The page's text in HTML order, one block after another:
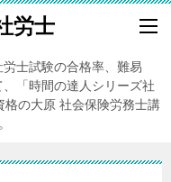
労士
労士試験の合格率、難易
「時間の達人シリーズ社
の大原 社会保険労務士講